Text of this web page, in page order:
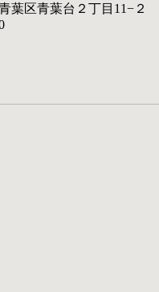
葉区青葉台２丁目11−２